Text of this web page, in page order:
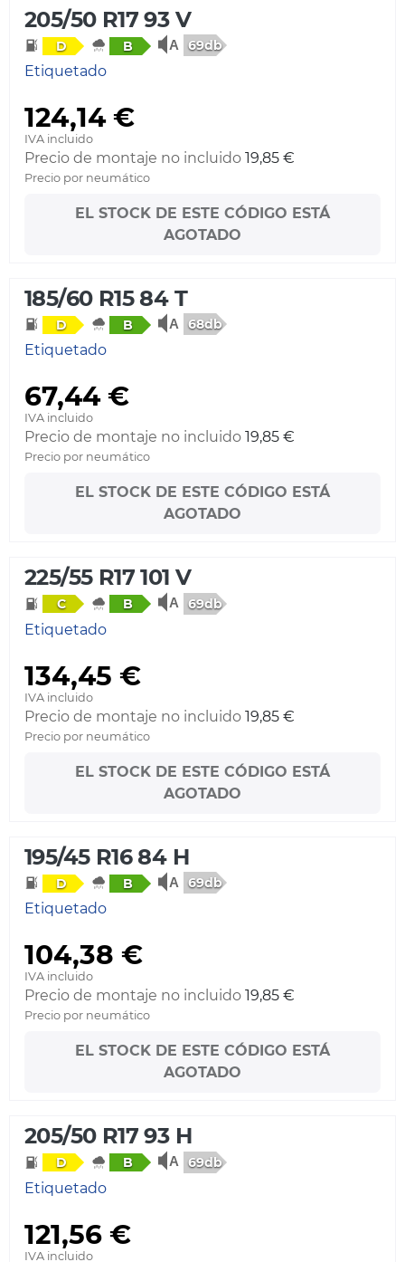
205/50 R17 93 V
D B 69db
Etiquetado
124,14 €
IVA incluido
Precio de montaje no incluido 19,85 €
Precio por neumático
EL STOCK DE ESTE CÓDIGO ESTÁ
AGOTADO
185/60 R15 84 T
D B 68db
Etiquetado
67,44 €
IVA incluido
Precio de montaje no incluido 19,85 €
Precio por neumático
EL STOCK DE ESTE CÓDIGO ESTÁ
AGOTADO
225/55 R17 101 V
C B 69db
Etiquetado
134,45 €
IVA incluido
Precio de montaje no incluido 19,85 €
Precio por neumático
EL STOCK DE ESTE CÓDIGO ESTÁ
AGOTADO
195/45 R16 84 H
D B 69db
Etiquetado
104,38 €
IVA incluido
Precio de montaje no incluido 19,85 €
Precio por neumático
EL STOCK DE ESTE CÓDIGO ESTÁ
AGOTADO
205/50 R17 93 H
D B 69db
Etiquetado
121,56 €
IVA incluido